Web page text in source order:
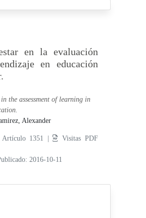
en la evaluación
en educación
the assessment of learning in
Alexander
Artículo 1351 |
Visitas PDF
2016-10-11